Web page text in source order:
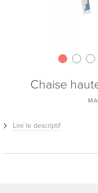
Chaise
Lire le descriptif